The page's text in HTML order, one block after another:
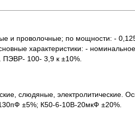
и проволочные; по мощности: -
характеристики: -
ПЭВР- 100- 3,9 к ±10%.
слюдяные, электролитические.
±5%; К50-6-10В-20мкФ ±20%.